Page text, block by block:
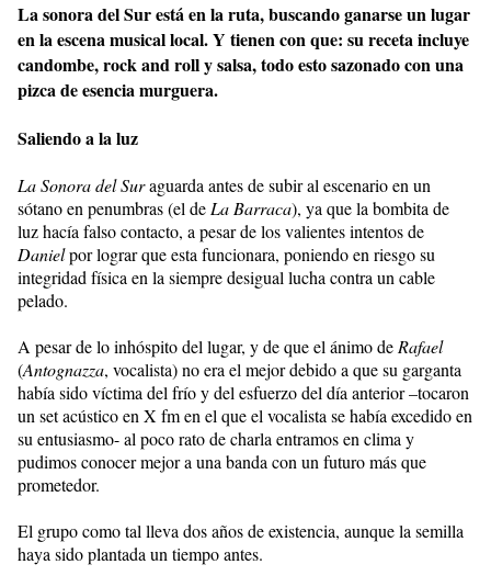
La sonora del Sur está en la ruta, buscando ganarse un lugar
en la escena musical local. Y tienen con que: su receta incluye
candombe, rock and roll y salsa, todo esto sazonado con una
pizca de esencia murguera.
Saliendo a la luz
La Sonora del Suraguarda antes de subir al escenario en un
sótano en penumbras (el deLa Barraca), ya que la bombita de
luz hacía falso contacto, a pesar de los valientes intentos de
Danielpor lograr que esta funcionara, poniendo en riesgo su
integridad física en la siempre desigual lucha contra un cable
pelado.
A pesar de lo inhóspito del lugar, y de que el ánimo deRafael
(Antognazza, vocalista) no era el mejor debido a que su garganta
había sido víctima del frío y del esfuerzo del día anterior –tocaron
un set acústico en X fm en el que el vocalista se había excedido en
su entusiasmo- al poco rato de charla entramos en clima y
pudimos conocer mejor a una banda con un futuro más que
prometedor.
El grupo como tal lleva dos años de existencia, aunque la semilla
haya sido plantada un tiempo antes.